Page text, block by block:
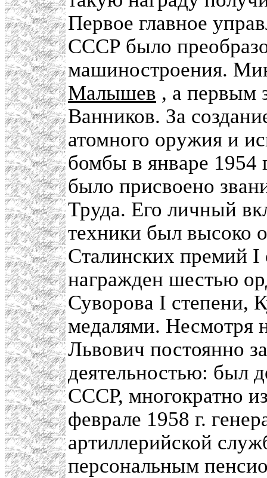
Первое главное
СССР было
машиностроения.
Малышев , а первым
Ванников. За
атомного оружия и
бомбы в январе 1954
было присвоено
Труда. Его личный
техники был высоко
Сталинских премий
награжден шестью
Суворова I степени,
медалями. Несмотря
Львович постоянно
деятельностью: был
СССР, многократно
феврале 1958 г.
артиллерийской
персональным